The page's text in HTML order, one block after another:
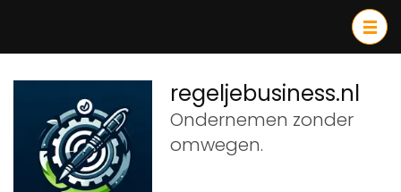
inhoud
(druk
Enter)
regeljebusiness.nl
Ondernemen zonder
omwegen.